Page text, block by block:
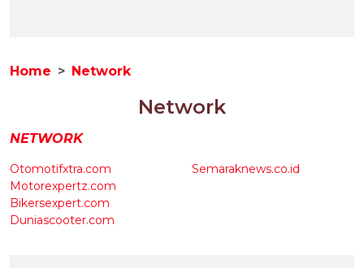
Home Network
Network
NETWORK
Otomotifxtra.com
Motorexpertz.com
Bikersexpert.com
Duniascooter.com
Semaraknews.co.id